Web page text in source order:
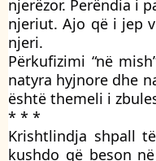
njerëzor. Perëndia i
njeriut. Ajo që i jep
njeri.
Përkufizimi “në
natyra hyjnore dhe
është themeli i
* * *
Krishtlindja shpall
kushdo që beson